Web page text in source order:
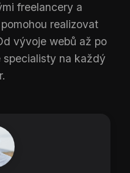
freelancery a
realizovat
vývoje webů až po
na každý